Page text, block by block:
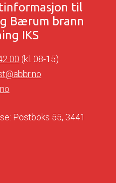
til
Bærum brann
IKS
00 (kl. 08-15)
Postboks 55, 3441